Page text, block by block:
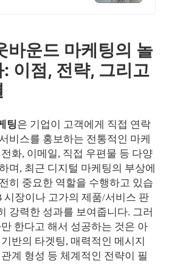
바운드 마케팅의 놀
이점, 전략, 그리고
팅은 기업이 고객에게 직접 연락
비스를 홍보하는 전통적인 마케
화, 이메일, 직접 우편물 등 다양
며, 최근 디지털 마케팅의 부상에
히 중요한 역할을 수행하고 있습
시장이나 고가의 제품/서비스 판
강력한 성과를 보여줍니다. 그러
한다고 해서 성공하는 것은 아
반의 타겟팅, 매력적인 메시지
계 형성 등 체계적인 전략이 필